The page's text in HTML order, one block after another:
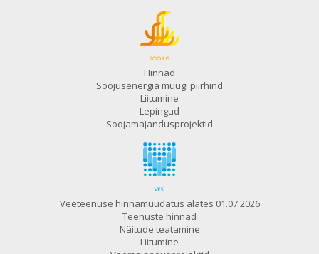
Hinnad
Soojusenergia müügi piirhind
Liitumine
Lepingud
Soojamajandusprojektid
Veeteenuse hinnamuudatus alates 01.07.2026
Teenuste hinnad
Näitude teatamine
Liitumine